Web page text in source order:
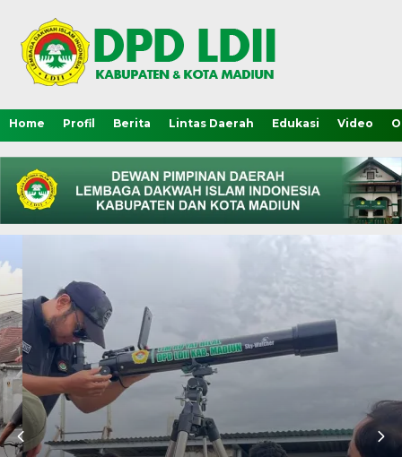
Home Profil Berita Lintas Daerah Edukasi Video